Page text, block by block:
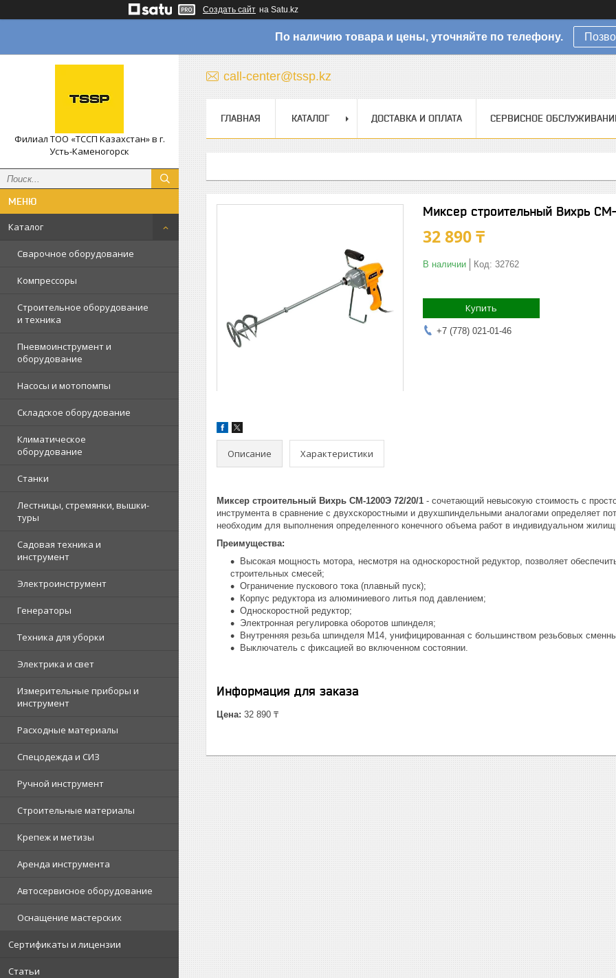
Создать сайт на Satu.kz
По наличию товара и цены, уточняйте по телефону.
Филиал ТОО «ТССП Казахстан» в г.
Усть-Каменогорск
Каталог
Сварочное оборудование
Компрессоры
Строительное оборудование
и техника
Пневмоинструмент и
оборудование
Насосы и мотопомпы
Складское оборудование
Климатическое
оборудование
Станки
Лестницы, стремянки, вышки-
туры
Садовая техника и
инструмент
Электроинструмент
Генераторы
Техника для уборки
Электрика и свет
Измерительные приборы и
инструмент
Расходные материалы
Спецодежда и СИЗ
Ручной инструмент
Строительные материалы
Крепеж и метизы
Аренда инструмента
Автосервисное оборудование
Оснащение мастерских
Сертификаты и лицензии
Статьи
call-center@tssp.kz
ГЛАВНАЯ КАТАЛОГ ДОСТАВКА И ОПЛАТА СЕРВИСНОЕ
Миксер строительный Вихрь
32 890 ₸
В наличии Код: 32762
Купить
+7 (778) 021-01-46
Описание Характеристики
Миксер строительный Вихрь СМ-1200Э 72/20/1 - сочетающий невысокую стоимость с
инструмента в сравнение с двухскоростными и двухшпиндельными аналогами определяет
необходим для выполнения определенного конечного объема работ в индивидуальном
Преимущества:
Высокая мощность мотора, несмотря на односкоростной редуктор, позволяет
строительных смесей;
Ограничение пускового тока (плавный пуск);
Корпус редуктора из алюминиевого литья под давлением;
Односкоростной редуктор;
Электронная регулировка оборотов шпинделя;
Внутренняя резьба шпинделя М14, унифицированная с большинством резьбовых
Выключатель с фиксацией во включенном состоянии.
Информация для заказа
Цена: 32 890 ₸